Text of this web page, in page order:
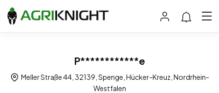
P************e
Meller Straße 44, 32139, Spenge, Hücker-Kreuz, Nordrhein-
Westfalen